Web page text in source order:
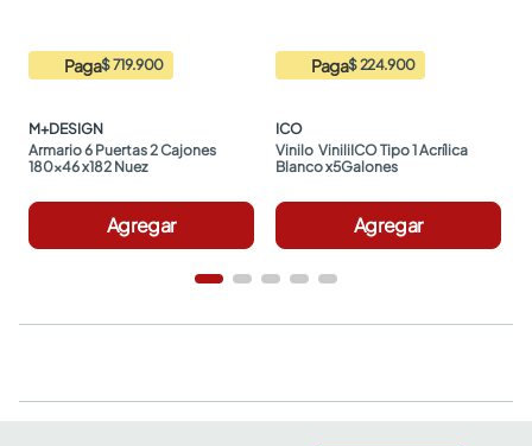
Paga$ 719.900
M+DESIGN
Armario 6 Puertas 2 Cajones
180x46 x182 Nuez
Agregar
Paga$ 224.900
ICO
Vinilo  ViniliICO Tipo 1 Acrílica
Blanco x5Galones
Agregar